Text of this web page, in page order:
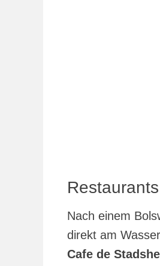
Nach einem
direkt am
Cafe de